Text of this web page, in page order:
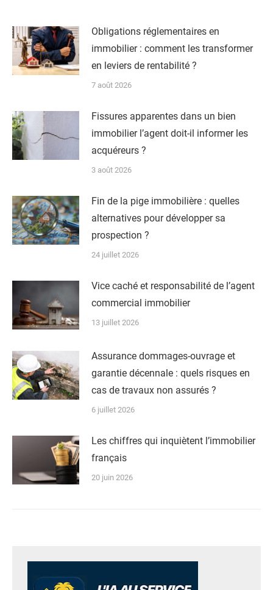
Obligations réglementaires en
immobilier : comment les transformer
en leviers de rentabilité ?
7 août 2026
Fissures apparentes dans un bien
immobilier l’agent doit-il informer les
acquéreurs ?
3 août 2026
Fin de la pige immobilière : quelles
alternatives pour développer sa
prospection ?
24 juillet 2026
Vice caché et responsabilité de l’agent
commercial immobilier
13 juillet 2026
Assurance dommages-ouvrage et
garantie décennale : quels risques en
cas de travaux non assurés ?
6 juillet 2026
Les chiffres qui inquiètent l’immobilier
français
20 juin 2026